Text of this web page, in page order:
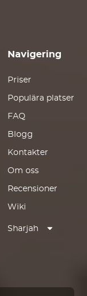
Navigering
Priser
Populära platser
FAQ
Blogg
Kontakter
Om oss
Recensioner
Wiki
Sharjah